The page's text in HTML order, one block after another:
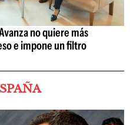
no quiere más
e impone un filtro